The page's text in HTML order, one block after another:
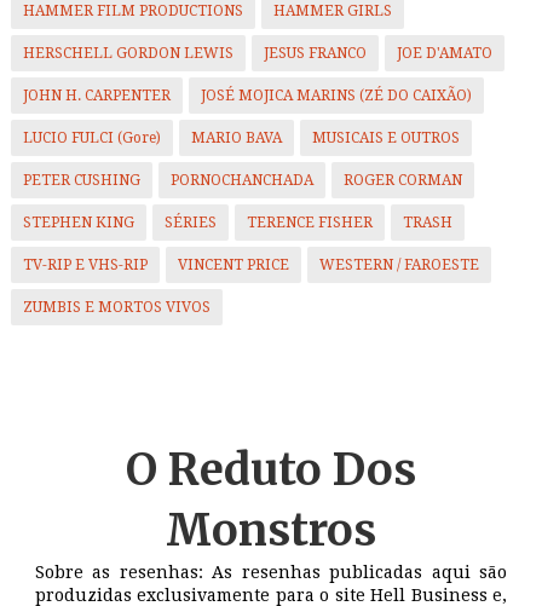
HAMMER FILM PRODUCTIONS HAMMER GIRLS
HERSCHELL GORDON LEWIS JESUS FRANCO JOE D'AMATO
JOHN H. CARPENTER JOSÉ MOJICA MARINS (ZÉ DO CAIXÃO)
LUCIO FULCI (Gore) MARIO BAVA MUSICAIS E OUTROS
PETER CUSHING PORNOCHANCHADA ROGER CORMAN
STEPHEN KING SÉRIES TERENCE FISHER TRASH
TV-RIP E VHS-RIP VINCENT PRICE WESTERN / FAROESTE
ZUMBIS E MORTOS VIVOS
O Reduto Dos
Monstros
Sobre as resenhas: As resenhas publicadas aqui são
produzidas exclusivamente para o site Hell Business e,